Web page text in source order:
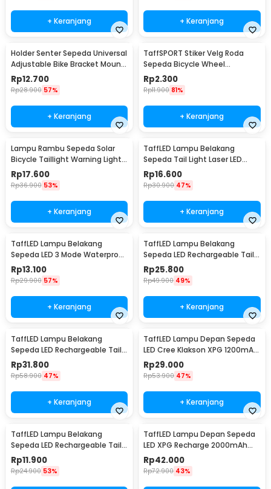
+ Keranjang + Keranjang
Holder Senter Sepeda Universal
Adjustable Bike Bracket Mount
- AB-2966
Rp12.700
Rp28.900 57%
+ Keranjang
TaffSPORT Stiker Velg Roda
Sepeda Bicycle Wheel
Reflective 8 Strip - A-0001
Rp2.300
Rp11.900 81%
+ Keranjang
Lampu Rambu Sepeda Solar
Bicycle Taillight Warning Light
Waterproof - 909
Rp17.600
Rp36.900 53%
+ Keranjang
TaffLED Lampu Belakang
Sepeda Tail Light Laser LED
Waterproof 1 PCS - DW-681
Rp16.600
Rp30.900 47%
+ Keranjang
TaffLED Lampu Belakang
Sepeda LED 3 Mode Waterproof
Baterai CR2032 - 558
Rp13.100
Rp29.900 57%
+ Keranjang
TaffLED Lampu Belakang
Sepeda LED Rechargeable Tail
Light 120 Lumens - AQY-096
Rp25.800
Rp49.900 49%
+ Keranjang
TaffLED Lampu Belakang
Sepeda LED Rechargeable Tail
Light 500mAh - RPL-2266
Rp31.800
Rp58.900 47%
+ Keranjang
TaffLED Lampu Depan Sepeda
LED Cree Klakson XPG 1200mAh
250 Lumens - 7588
Rp29.000
Rp53.900 47%
+ Keranjang
TaffLED Lampu Belakang
Sepeda LED Rechargeable Tail
Light 15 Lumens - DC-918
Rp11.900
Rp24.900 53%
TaffLED Lampu Depan Sepeda
LED XPG Recharge 2000mAh
350 Lumens - HJ-047
Rp42.000
Rp72.900 43%